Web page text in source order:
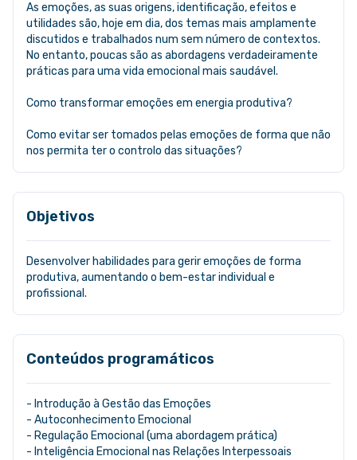
As emoções, as suas origens, identificação, efeitos e
utilidades são, hoje em dia, dos temas mais amplamente
discutidos e trabalhados num sem número de contextos.
No entanto, poucas são as abordagens verdadeiramente
práticas para uma vida emocional mais saudável.
Como transformar emoções em energia produtiva?
Como evitar ser tomados pelas emoções de forma que não
nos permita ter o controlo das situações?
Objetivos
Desenvolver habilidades para gerir emoções de forma
produtiva, aumentando o bem-estar individual e
profissional.
Conteúdos programáticos
- Introdução à Gestão das Emoções
- Autoconhecimento Emocional
- Regulação Emocional (uma abordagem prática)
- Inteligência Emocional nas Relações Interpessoais